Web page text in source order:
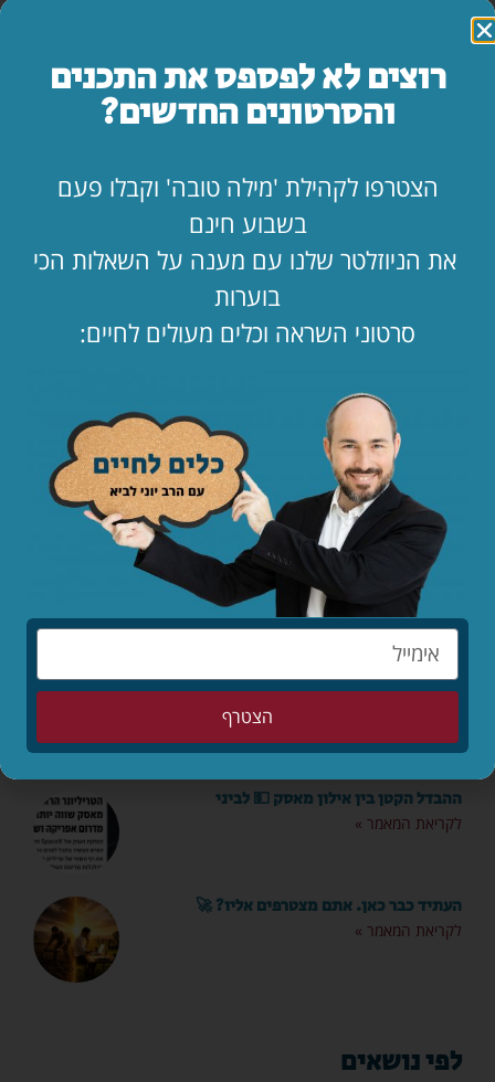
מאמרים אחרונים
המדריך השלם: איך להרוס זוגיות בשבעה צעדים
לקריאת המאמר »
"אמא, יש משהו שאני חייב לספר לך…"
לקריאת המאמר »
החופש כאן. בעלי שם. איך מחזיקים מעמד?!
לקריאת המאמר »
הילד קיבל ווטסאפ. מה עכשיו? 📱
ההבדל הקטן בין אילון מאסק 💵 לביני
לקריאת המאמר »
העתיד כבר כאן. אתם מצטרפים אליו? 🚀
לקריאת המאמר »
לפי נושאים
רוצים לא לפספס את התכנים
והסרטונים החדשים?
הצטרפו לקהילת 'מילה טובה' וקבלו פעם
בשבוע חינם
את הניוזלטר שלנו עם מענה על השאלות הכי
בוערות
סרטוני השראה וכלים מעולים לחיים:
הצטרף